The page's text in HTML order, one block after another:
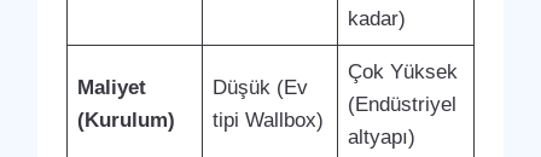
kadar)
Maliyet
(Kurulum)
Düşük (Ev
tipi Wallbox)
Çok Yüksek
(Endüstriyel
altyapı)